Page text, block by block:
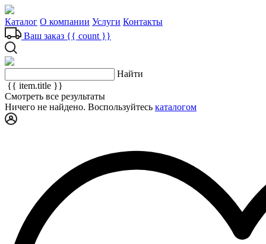
Каталог О компании Услуги Контакты
Ваш заказ {{ count }}
Найти
{{ item.title }}
Смотреть все результаты
Ничего не найдено. Воспользуйтесь каталогом